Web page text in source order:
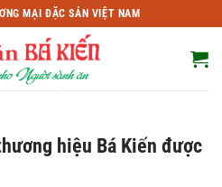
MẠI ĐẶC SẢN VIỆT NAM
hiệu Bá Kiến được